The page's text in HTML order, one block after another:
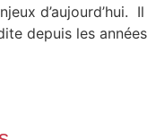
d’aujourd’hui. Il
depuis les années